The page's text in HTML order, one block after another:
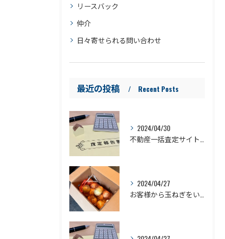
リースバック
仲介
日々寄せられる問い合わせ
最近の投稿 Recent Posts
2024/04/30
2024/04/27